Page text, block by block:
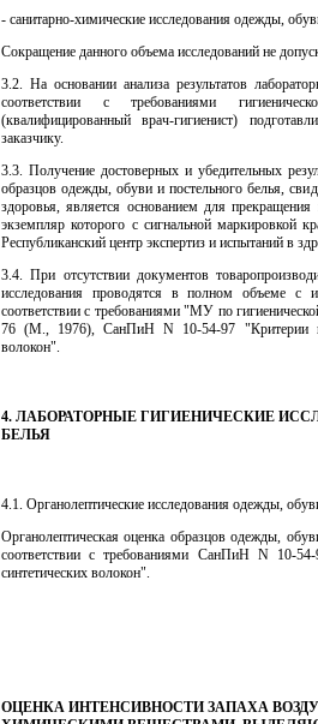
- санитарно-химические исследования одежды,
Сокращение данного объема исследований не
3.2. На основании анализа результатов
соответствии с требованиями
(квалифицированный врач-гигиенист)
заказчику.
3.3. Получение достоверных и убедительных
образцов одежды, обуви и постельного белья,
здоровья, является основанием для
экземпляр которого с сигнальной маркировкой
Республиканский центр экспертиз и испытаний в
3.4. При отсутствии документов
исследования проводятся в полном объеме с
соответствии с требованиями "МУ по
76 (М., 1976), СанПиН N 10-54-97 "Критерии
волокон".
4. ЛАБОРАТОРНЫЕ ГИГИЕНИЧЕСКИЕ
БЕЛЬЯ
4.1. Органолептические исследования одежды,
Органолептическая оценка образцов одежды,
соответствии с требованиями СанПиН N 10-54-
синтетических волокон".
ОЦЕНКА ИНТЕНСИВНОСТИ ЗАПАХА